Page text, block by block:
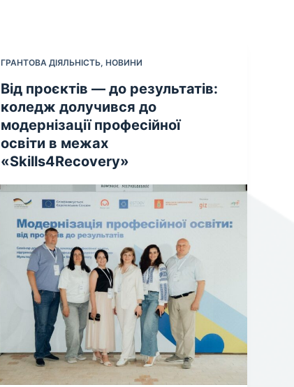
ГРАНТОВА ДІЯЛЬНІСТЬ, НОВИНИ
Від проєктів — до результатів:
коледж долучився до
модернізації професійної
освіти в межах
«Skills4Recovery»